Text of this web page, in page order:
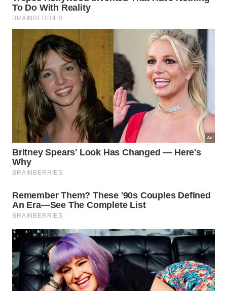
organizados para garantir o
recipientes até os laboratórios de
incluindo as seguintes etapas detalhadas:
Estabilização preventiva da estrutura do maior
vaso utilizando ataduras, gesso e suportes
rígidos.
Envolvimento completo da cerâmica com
plástico protetor antes de iniciar qualquer
deslocamento fluvial.
Viagem de barco de até doze horas pelo rio até o